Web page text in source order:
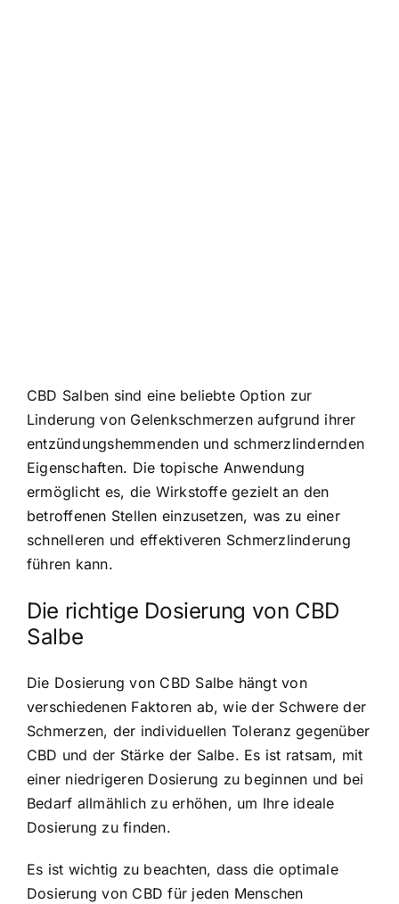
CBD Salben sind eine beliebte Option zur
Linderung von Gelenkschmerzen aufgrund ihrer
entzündungshemmenden und schmerzlindernden
Eigenschaften. Die topische Anwendung
ermöglicht es, die Wirkstoffe gezielt an den
betroffenen Stellen einzusetzen, was zu einer
schnelleren und effektiveren Schmerzlinderung
führen kann.
Die richtige Dosierung von CBD
Salbe
Die Dosierung von CBD Salbe hängt von
verschiedenen Faktoren ab, wie der Schwere der
Schmerzen, der individuellen Toleranz gegenüber
CBD und der Stärke der Salbe. Es ist ratsam, mit
einer niedrigeren Dosierung zu beginnen und bei
Bedarf allmählich zu erhöhen, um Ihre ideale
Dosierung zu finden.
Es ist wichtig zu beachten, dass die optimale
Dosierung von CBD für jeden Menschen